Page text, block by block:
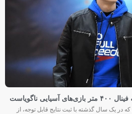
ناگویاست
در یک سال گذشته با ثبت نتایج قابل توجه، از